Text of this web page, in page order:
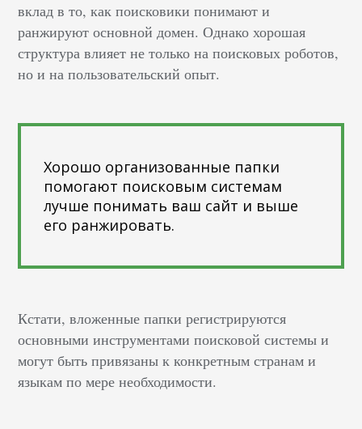
вклад в то, как поисковики понимают и
ранжируют основной домен. Однако хорошая
структура влияет не только на поисковых роботов,
но и на пользовательский опыт.
Хорошо организованные папки
помогают поисковым системам
лучше понимать ваш сайт и выше
его ранжировать.
Кстати, вложенные папки регистрируются
основными инструментами поисковой системы и
могут быть привязаны к конкретным странам и
языкам по мере необходимости.